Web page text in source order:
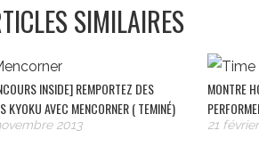
SIMILAIRES
INSIDE] REMPORTEZ DES
KYOKU AVEC MENCORNER ( TEMINÉ)
2013
MONTRE
21